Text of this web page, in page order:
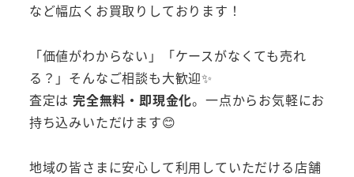
など幅広くお買取りしております！
「価値がわからない」「ケースがなくても売れ
る？」そんなご相談も大歓迎✨
査定は 完全無料・即現金化。一点からお気軽にお
持ち込みいただけます😊
地域の皆さまに安心して利用していただける店舗